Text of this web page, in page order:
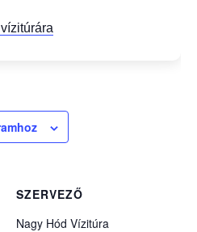
SZERVEZŐ
Nagy Hód Vízitúra